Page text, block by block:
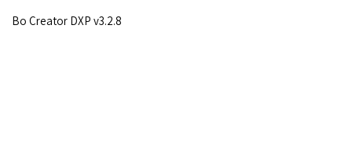
Bo Creator DXP v3.2.8